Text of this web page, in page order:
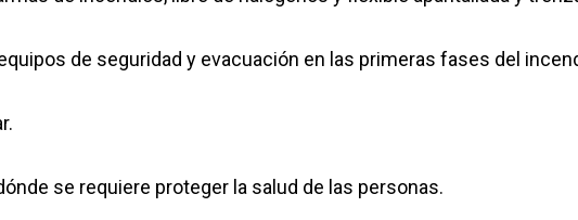
de seguridad y evacuación en las primeras fases del
se requiere proteger la salud de las personas.